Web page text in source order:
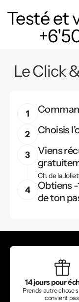
Testé et
Le Click
Choisis
Viens
Ch. de la
Obtiens
de ton
14 jours pour
Prends autre chose
convient pas.